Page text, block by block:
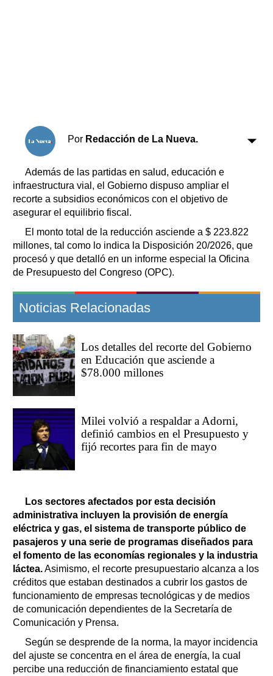
Por Redacción de La Nueva.
Además de las partidas en salud, educación e
infraestructura vial, el Gobierno dispuso ampliar el
recorte a subsidios económicos con el objetivo de
asegurar el equilibrio fiscal.
El monto total de la reducción asciende a $ 223.822
millones, tal como lo indica la Disposición 20/2026, que
procesó y que detalló en un informe especial la Oficina
de Presupuesto del Congreso (OPC).
Noticias Relacionadas
Los detalles del recorte del Gobierno
en Educación que asciende a
$78.000 millones
Milei volvió a respaldar a Adorni,
definió cambios en el Presupuesto y
fijó recortes para fin de mayo
Los sectores afectados por esta decisión
administrativa incluyen la provisión de energía
eléctrica y gas, el sistema de transporte público de
pasajeros y una serie de programas diseñados para
el fomento de las economías regionales y la industria
láctea.Asimismo, el recorte presupuestario alcanza a los
créditos que estaban destinados a cubrir los gastos de
funcionamiento de empresas tecnológicas y de medios
de comunicación dependientes de la Secretaría de
Comunicación y Prensa.
Según se desprende de la norma, la mayor incidencia
del ajuste se concentra en el área de energía, la cual
percibe una reducción de financiamiento estatal que